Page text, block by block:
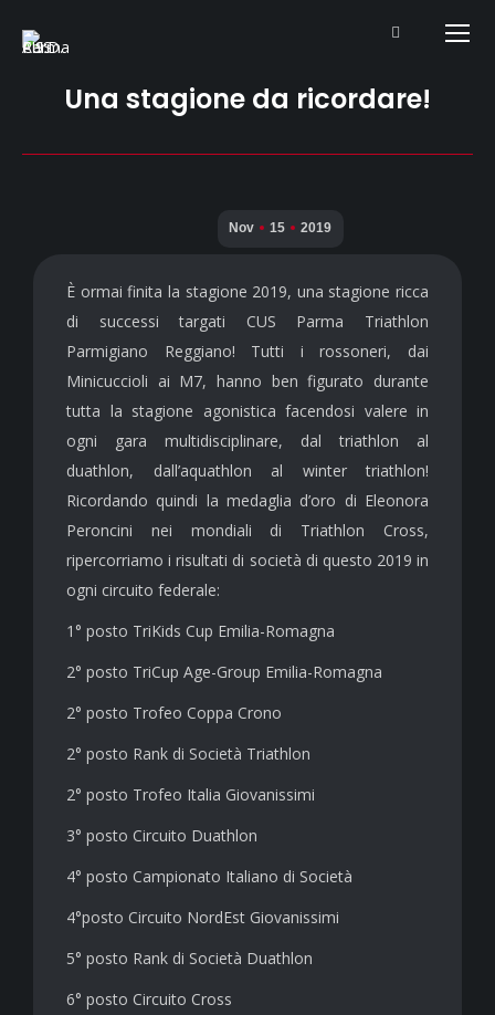
Search:
Una stagione da ricordare!
Nov 15 2019
È ormai finita la stagione 2019, una stagione ricca
di successi targati CUS Parma Triathlon
Parmigiano Reggiano! Tutti i rossoneri, dai
Minicuccioli ai M7, hanno ben figurato durante
tutta la stagione agonistica facendosi valere in
ogni gara multidisciplinare, dal triathlon al
duathlon, dall’aquathlon al winter triathlon!
Ricordando quindi la medaglia d’oro di Eleonora
Peroncini nei mondiali di Triathlon Cross,
ripercorriamo i risultati di società di questo 2019 in
ogni circuito federale:
1° posto TriKids Cup Emilia-Romagna
2° posto TriCup Age-Group Emilia-Romagna
2° posto Trofeo Coppa Crono
2° posto Rank di Società Triathlon
2° posto Trofeo Italia Giovanissimi
3° posto Circuito Duathlon
4° posto Campionato Italiano di Società
4°posto Circuito NordEst Giovanissimi
5° posto Rank di Società Duathlon
6° posto Circuito Cross